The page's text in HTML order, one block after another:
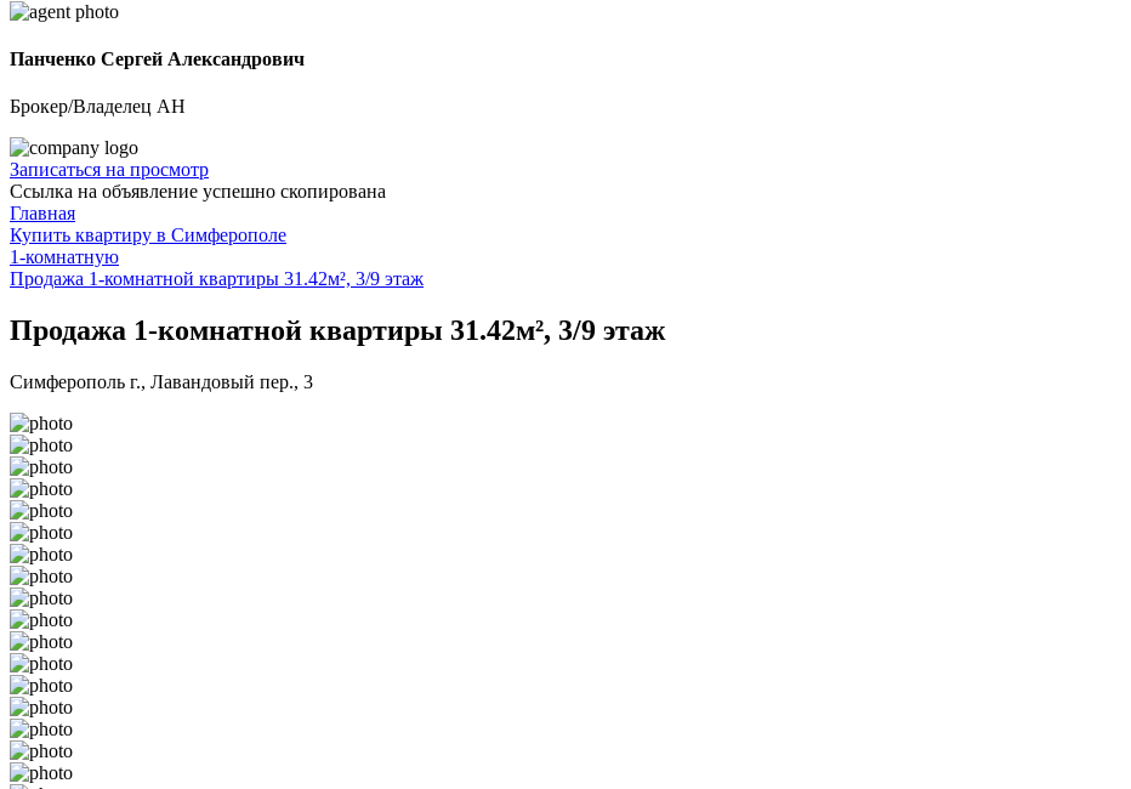
Панченко Сергей Александрович
Брокер/Владелец АН
Записаться на просмотр
Ссылка на объявление успешно скопирована
Главная
Купить квартиру в Симферополе
1-комнатную
Продажа 1-комнатной квартиры 31.42м², 3/9 этаж
Продажа 1-комнатной квартиры 31.42м², 3/9 этаж
Симферополь г., Лавандовый пер., 3